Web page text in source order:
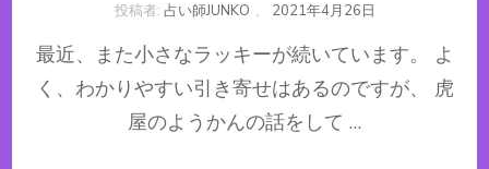
投稿者: 占い師JUNKO 、 2021年4月26日
最近、また小さなラッキーが続いています。 よ
く、わかりやすい引き寄せはあるのですが、 虎
屋のようかんの話をして …